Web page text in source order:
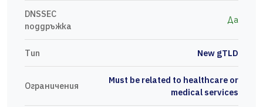
DNSSEC
поддръжка
Да
Тип New gTLD
Ограничения
Must be related to healthcare or
medical services